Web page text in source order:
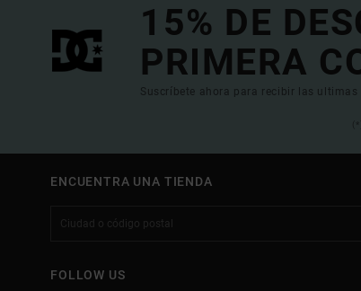
15% DE
PRIMERA
Suscríbete ahora para recibir las
ENCUENTRA UNA TIENDA
FOLLOW US